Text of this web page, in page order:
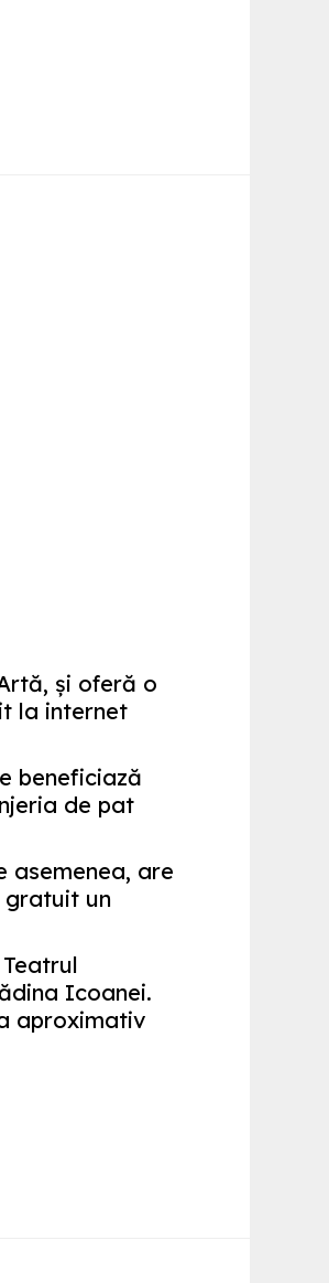
şi oferă o
la internet
beneficiază
de pat
asemenea, are
gratuit un
Icoanei.
aproximativ